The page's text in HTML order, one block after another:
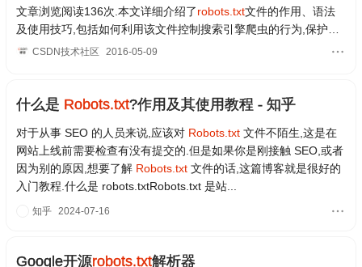
文章浏览阅读136次.本文详细介绍了robots.txt文件的作用、语法
及使用技巧,包括如何利用该文件控制搜索引擎爬虫的行为,保护网
站隐私,提升网站性能.
CSDN技术社区 2016-05-09
什么是 Robots.txt?作用及其使用教程 - 知乎
对于从事 SEO 的人员来说,应该对 Robots.txt 文件不陌生,这是在
网站上线前需要检查有没有提交的.但是如果你是刚接触 SEO,或者
因为别的原因,想要了解 Robots.txt 文件的话,这篇博客就是很好的
入门教程.什么是 robots.txtRobots.txt 是站...
知乎 2024-07-16
Google开源robots.txt解析器